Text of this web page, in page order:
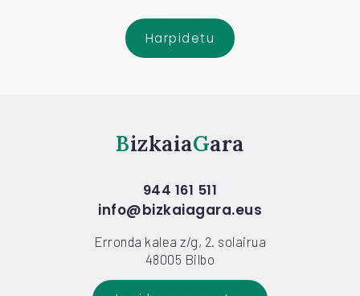
Harpidetu
Bizkaia Gara
944 161 511
info@bizkaiagara.eus
Erronda kalea z/g, 2. solairua
48005 Bilbo